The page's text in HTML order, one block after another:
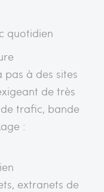
quotidien
pas à des sites
de très
trafic, bande
:
extranets de